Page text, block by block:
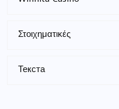
Στοιχηματικές
Текста